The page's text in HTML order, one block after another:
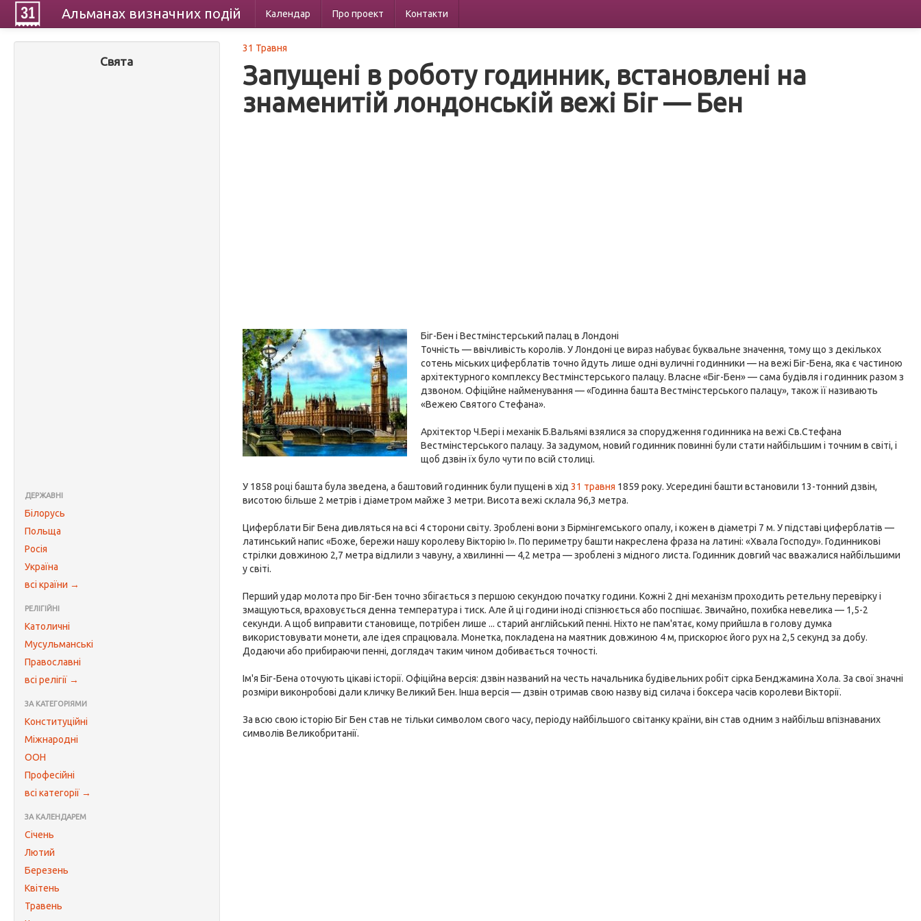
Альманах визначних подій Календар Про проект Контакти
Свята
ДЕРЖАВНІ
Білорусь
Польща
Росія
Україна
всі країни →
РЕЛІГІЙНІ
Католичні
Мусульманські
Православні
всі релігії →
ЗА КАТЕГОРІЯМИ
Конституційні
Міжнародні
ООН
Професійні
всі категорії →
ЗА КАЛЕНДАРЕМ
Січень
Лютий
Березень
Квітень
Травень
31 Травня
Запущені в роботу годинник, встановлені на
знаменитій лондонській вежі Біг — Бен
Біг-Бен і Вестмінстерський палац в Лондоні
Точність — ввічливість королів. У Лондоні це вираз набуває буквальне значення, тому що з декількох
сотень міських циферблатів точно йдуть лише одні вуличні годинники — на вежі Біг-Бена, яка є частиною
архітектурного комплексу Вестмінстерського палацу. Власне «Біг-Бен» — сама будівля і годинник разом з
дзвоном. Офіційне найменування — «Годинна башта Вестмінстерського палацу», також її називають
«Вежею Святого Стефана».
Архітектор Ч.Бері і механік Б.Вальямі взялися за спорудження годинника на вежі Св.Стефана
Вестмінстерського палацу. За задумом, новий годинник повинні були стати найбільшим і точним в світі, і
щоб дзвін їх було чути по всій столиці.
У 1858 році башта була зведена, а баштовий годинник були пущені в хід31 травня 1859 року. Усередині башти встановили 13-тонний дзвін,
висотою більше 2 метрів і діаметром майже 3 метри. Висота вежі склала 96,3 метра.
Циферблати Біг Бена дивляться на всі 4 сторони світу. Зроблені вони з Бірмінгемського опалу, і кожен в діаметрі 7 м. У підставі циферблатів —
латинський напис «Боже, бережи нашу королеву Вікторію I». По периметру башти накреслена фраза на латині: «Хвала Господу». Годинникові
стрілки довжиною 2,7 метра відлили з чавуну, а хвилинні — 4,2 метра — зроблені з мідного листа. Годинник довгий час вважалися найбільшими
у світі.
Перший удар молота про Біг-Бен точно збігається з першою секундою початку години. Кожні 2 дні механізм проходить ретельну перевірку і
змащуються, враховується денна температура і тиск. Але й ці години іноді спізнюється або поспішає. Звичайно, похибка невелика — 1,5-2
секунди. А щоб виправити становище, потрібен лише ... старий англійський пенні. Ніхто не пам'ятає, кому прийшла в голову думка
використовувати монети, але ідея спрацювала. Монетка, покладена на маятник довжиною 4 м, прискорює його рух на 2,5 секунд за добу.
Додаючи або прибираючи пенні, доглядач таким чином добивається точності.
Ім'я Біг-Бена оточують цікаві історії. Офіційна версія: дзвін названий на честь начальника будівельних робіт сірка Бенджамина Хола. За свої значні
розміри виконробові дали кличку Великий Бен. Інша версія — дзвін отримав свою назву від силача і боксера часів королеви Вікторії.
За всю свою історію Біг Бен став не тільки символом свого часу, періоду найбільшого світанку країни, він став одним з найбільш впізнаваних
символів Великобританії.